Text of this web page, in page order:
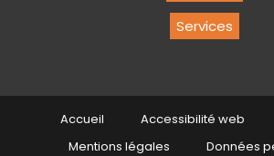
Services
Accueil Accessibilité web
Mentions légales
Données